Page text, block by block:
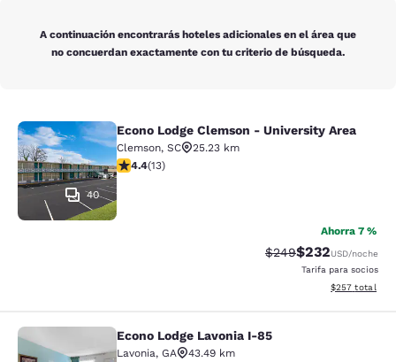
A continuación encontrarás hoteles adicionales en el área que
no concuerdan exactamente con tu criterio de búsqueda.
Econo Lodge Clemson - University
40
Econo Lodge Clemson - University Area
Clemson, SC
25.23 km
Calificación de 4.38 estrellas. Excelente. 13 reseñas
4.4(13)
Ahorra 7 %
Tarifa tachada:
$249Tarifa reducida:
$232USD/noche
Tarifa para socios
Ver detalles
$257 total
Econo Lodge Lavonia I-85
Econo Lodge Lavonia I-85
Lavonia, GA
43.49 km